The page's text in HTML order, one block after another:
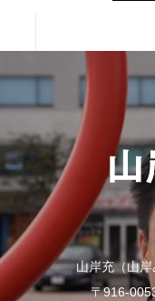
山岸充（山
〒916-